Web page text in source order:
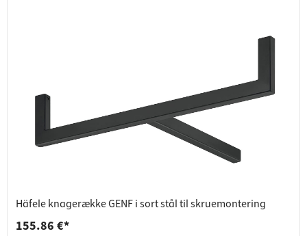
Häfele knagerække GENF i sort stål til skruemontering
155.86 €*